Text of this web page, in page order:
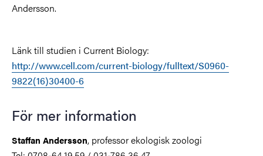
Andersson.
Länk till studien i Current Biology:
http://www.cell.com/current-biology/fulltext/S0960-
9822(16)30400-6
För mer information
Staffan Andersson, professor ekologisk zoologi